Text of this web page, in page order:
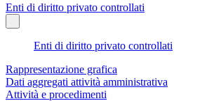
Enti di diritto privato controllati
Enti di diritto privato controllati
Rappresentazione grafica
Dati aggregati attività amministrativa
Attività e procedimenti